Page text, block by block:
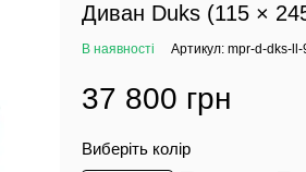
Диван Duks (115 ×
В наявності Артикул: mpr-d-dks-
37 800 грн
Виберіть колір